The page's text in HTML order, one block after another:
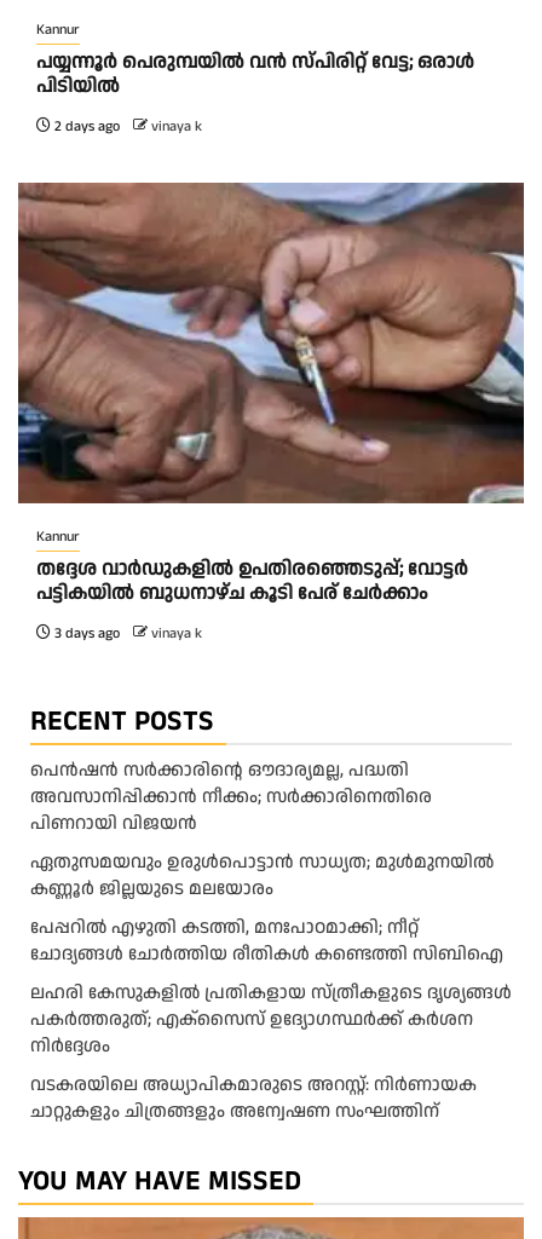
Kannur
പയ്യന്നൂർ പെരുമ്പയിൽ വൻ സ്‌പിരിറ്റ് വേട്ട; ഒരാൾ
പിടിയിൽ
2 days ago vinaya k
Kannur
തദ്ദേശ വാർഡുകളിൽ ഉപതിരഞ്ഞെടുപ്പ്; വോട്ടർ
പട്ടികയിൽ ബുധനാഴ്ച കൂടി പേര് ചേർക്കാം
3 days ago vinaya k
RECENT POSTS
പെൻഷൻ സർക്കാരിന്റെ ഔദാര്യമല്ല, പദ്ധതി
അവസാനിപ്പിക്കാൻ നീക്കം; സർക്കാരിനെതിരെ
പിണറായി വിജയൻ
ഏതുസമയവും ഉരുൾപൊട്ടാൻ സാധ്യത; മുൾമുനയിൽ
കണ്ണൂർ ജില്ലയുടെ മലയോരം
പേപ്പറിൽ എഴുതി കടത്തി, മനഃപാഠമാക്കി; നീറ്റ്
ചോദ്യങ്ങൾ ചോർത്തിയ രീതികൾ കണ്ടെത്തി സിബിഐ
ലഹരി കേസുകളിൽ പ്രതികളായ സ്ത്രീകളുടെ ദൃശ്യങ്ങൾ
പകർത്തരുത്; എക്‌സൈസ് ഉദ്യോഗസ്ഥർക്ക് കർശന
നിർദ്ദേശം
വടകരയിലെ അധ്യാപികമാരുടെ അറസ്റ്റ്: നിർണായക
ചാറ്റുകളും ചിത്രങ്ങളും അന്വേഷണ സംഘത്തിന്
YOU MAY HAVE MISSED